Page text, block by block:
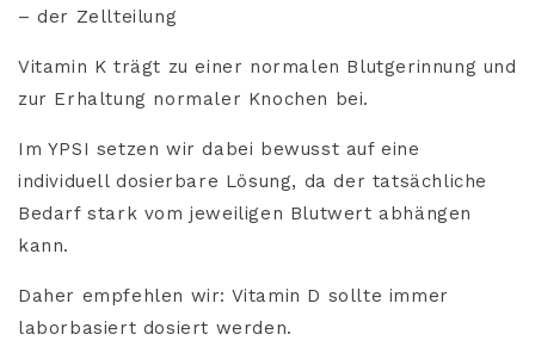
– der Zellteilung
Vitamin K trägt zu einer normalen Blutgerinnung und
zur Erhaltung normaler Knochen bei.
Im YPSI setzen wir dabei bewusst auf eine
individuell dosierbare Lösung, da der tatsächliche
Bedarf stark vom jeweiligen Blutwert abhängen
kann.
Daher empfehlen wir: Vitamin D sollte immer
laborbasiert dosiert werden.